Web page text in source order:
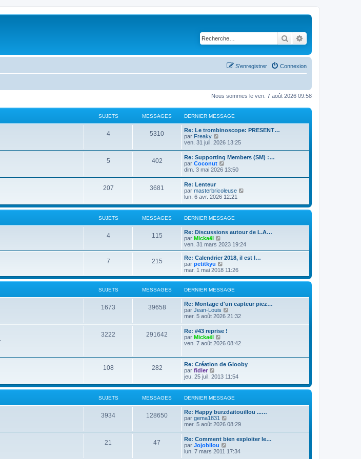
Rechercher
Connexion
S’enregistrer
Nous sommes le ven. 7 août 2026 09:58
SUJETS MESSAGES DERNIER MESSAGE
4 5310
Re: Le trombinoscope: PRESENT…
par Freaky
o
l
e
d
e
n
i
e
r
m
e
s
s
a
g
e
ven. 31 juil. 2026 13:25
5 402
Re: Supporting Members (SM) :…
par Coconut
o
e
d
e
r
n
i
e
m
s
s
a
g
e
dim. 3 mai 2026 13:50
207 3681
Re: Lenteur
par masterbricoleuse
r
d
e
n
i
e
e
s
e
lun. 6 avr. 2026 12:21
SUJETS MESSAGES DERNIER MESSAGE
4 115
Re: Discussions autour de L.A…
par Mickaël
o
i
r
l
e
e
r
n
i
e
m
e
s
a
ven. 31 mars 2023 19:24
7 215
Re: Calendrier 2018, il est l…
par petitkyu
o
i
r
l
e
r
n
i
e
m
a
g
e
mar. 1 mai 2018 11:26
SUJETS MESSAGES DERNIER MESSAGE
1673 39658
Re: Montage d'un capteur piez…
par Jean-Louis
o
e
d
r
n
e
r
m
e
s
s
a
e
mer. 5 août 2026 21:32
3222 291642
Re: #43 reprise !
par Mickaël
o
l
e
d
e
r
n
i
e
r
m
e
s
a
g
e
ven. 7 août 2026 08:42
108 282
Re: Création de Glooby
par fidler
o
r
e
d
e
r
n
i
e
r
m
jeu. 25 juil. 2013 11:54
SUJETS MESSAGES DERNIER MESSAGE
3934 128650
Re: Happy burzdaitouillou ...…
par gema1831
o
r
l
e
d
mer. 5 août 2026 08:29
21 47
Re: Comment bien exploiter le…
par Jojobilou
o
lun. 7 mars 2011 17:34